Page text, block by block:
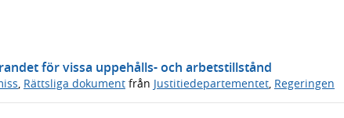
för vissa uppehålls- och arbetstillstånd
, Rättsliga dokument från Justitiedepartementet, Regeringen